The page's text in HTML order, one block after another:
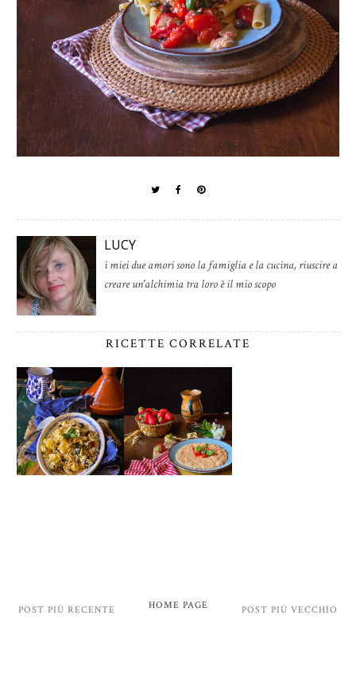
LUCY
i miei due amori sono la famiglia e la cucina, riuscire a
creare un'alchimia tra loro è il mio scopo
RICETTE CORRELATE
POST PIÙ RECENTE POST PIÙ VECCHIO
HOME PAGE